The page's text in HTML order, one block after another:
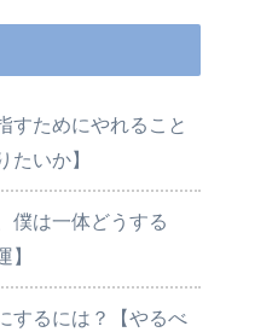
すためにやれること
たいか】
僕は一体どうする
するには？【やるべ